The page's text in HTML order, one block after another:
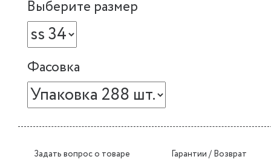
Выберите размер
Фасовка
Задать вопрос о товаре Гарантии / Возврат